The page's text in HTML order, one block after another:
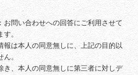
お問い合わせへの回答にご利用させて
。
報は本人の同意無しに、上記の目的以
。
き、本人の同意無しに第三者に対しデ